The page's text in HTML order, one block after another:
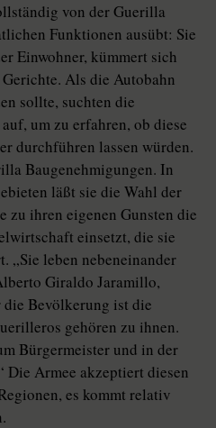
von der Guerilla
Funktionen ausübt: Sie
Einwohner, kümmert sich
Als die Autobahn
sollte, suchten die
um zu erfahren, ob diese
durchführen lassen würden.
Baugenehmigungen. In
läßt sie die Wahl der
zu ihren eigenen Gunsten die
einsetzt, die sie
„Sie leben nebeneinander
Giraldo Jaramillo,
die Bevölkerung ist die
gehören zu ihnen.
Bürgermeister und in der
Die Armee akzeptiert diesen
es kommt relativ